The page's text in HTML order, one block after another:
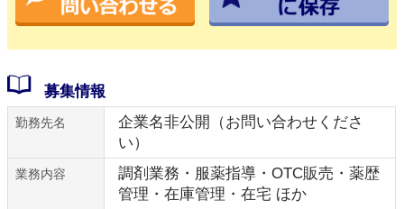
募集情報
勤務先名
企業名非公開（お問い合わせくださ
い）
業務内容
調剤業務・服薬指導・OTC販売・薬歴
管理・在庫管理・在宅 ほか